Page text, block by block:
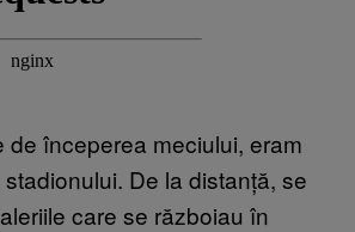
de începerea meciului, eram
De la distanță, se
care se războiau în